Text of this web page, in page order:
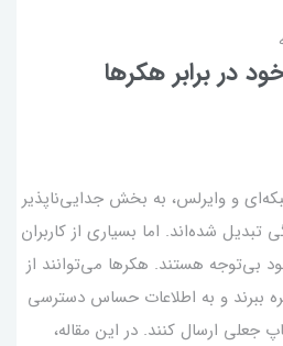
در برابر هکرها
و وایرلس، به بخش جدایی‌ناپذیر
شده‌اند. اما بسیاری از کاربران
بی‌توجه هستند. هکرها می‌توانند از
ببرند و به اطلاعات حساس دسترسی
جعلی ارسال کنند. در این مقاله،